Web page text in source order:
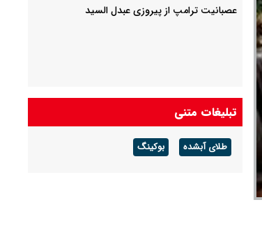
عصبانیت ترامپ از پیروزی عبدل السید
تبلیغات متنی
طلای آبشده بوکینگ